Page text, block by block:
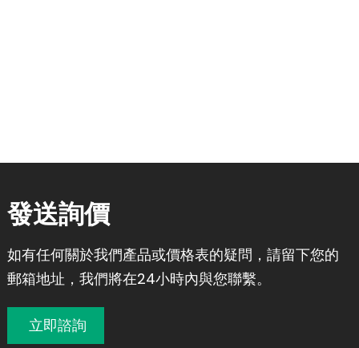
發送詢價
如有任何關於我們產品或價格表的疑問，請留下您的
郵箱地址，我們將在24小時內與您聯繫。
立即諮詢